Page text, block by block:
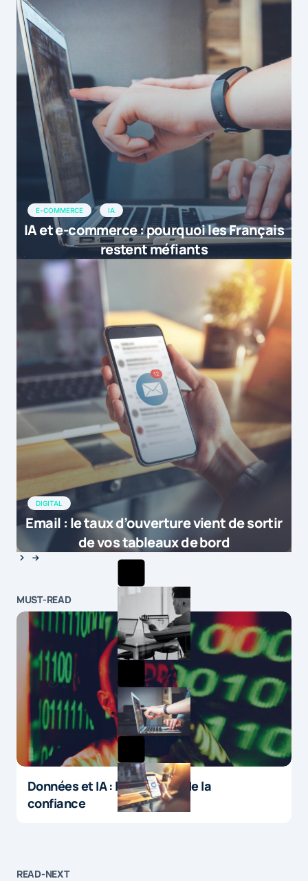
E-COMMERCE IA
IA et e-commerce : pourquoi les Français
restent méfiants
DIGITAL
Email : le taux d’ouverture vient de sortir
de vos tableaux de bord
MUST-READ
Données et IA : le paradoxe de la
confiance
READ-NEXT